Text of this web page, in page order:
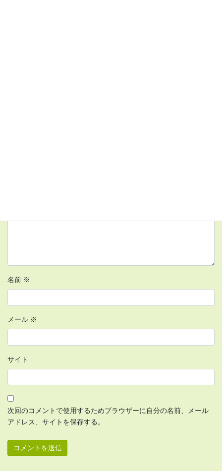
名前 ※
メール ※
サイト
次回のコメントで使用するためブラウザーに自分の名前、メール
アドレス、サイトを保存する。